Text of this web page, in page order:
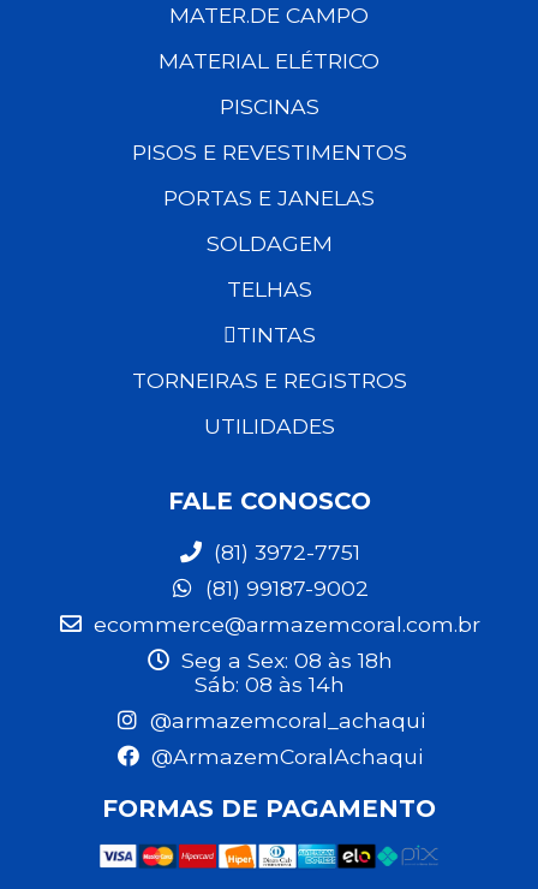
MATER.DE CAMPO
MATERIAL ELÉTRICO
PISCINAS
PISOS E REVESTIMENTOS
PORTAS E JANELAS
SOLDAGEM
TELHAS
TINTAS
TORNEIRAS E REGISTROS
UTILIDADES
FALE CONOSCO
(81) 3972-7751
(81) 99187-9002
ecommerce@armazemcoral.com.br
Seg a Sex: 08 às 18h
Sáb: 08 às 14h
@armazemcoral_achaqui
@ArmazemCoralAchaqui
FORMAS DE PAGAMENTO